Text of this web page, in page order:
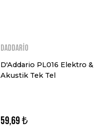
Daddario
D'Addario PL016 Elektro &
Akustik Tek Tel
59,69 ₺